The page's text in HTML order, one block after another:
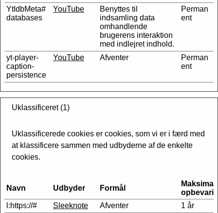
YtIdbMeta#
databases
YouTube
Benyttes til
indsamling data
omhandlende
brugerens interaktion
med indlejret indhold.
Perman
ent
yt-player-
caption-
persistence
YouTube Afventer
Perman
ent
Uklassificeret (1)
Uklassificerede cookies er cookies, som vi er i færd med
at klassificere sammen med udbyderne af de enkelte
cookies.
Navn Udbyder Formål
Maksimal
l:https://#
Sleeknote Afventer 1 år